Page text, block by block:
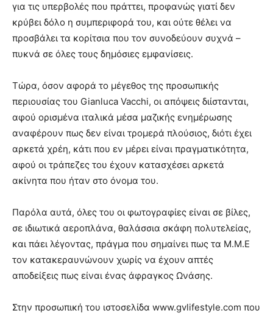
για τις υπερβολές που πράττει, προφανώς γιατί δεν
κρύβει δόλο η συμπεριφορά του, και ούτε θέλει να
προσβάλει τα κορίτσια που τον συνοδεύουν συχνά –
πυκνά σε όλες τους δημόσιες εμφανίσεις.
Τώρα, όσον αφορά το μέγεθος της προσωπικής
περιουσίας του Gianluca Vacchi, οι απόψεις διίστανται,
αφού ορισμένα ιταλικά μέσα μαζικής ενημέρωσης
αναφέρουν πως δεν είναι τρομερά πλούσιος, διότι έχει
αρκετά χρέη, κάτι που εν μέρει είναι πραγματικότητα,
αφού οι τράπεζες του έχουν κατασχέσει αρκετά
ακίνητα που ήταν στο όνομα του.
Παρόλα αυτά, όλες του οι φωτογραφίες είναι σε βίλες,
σε ιδιωτικά αεροπλάνα, θαλάσσια σκάφη πολυτελείας,
και πάει λέγοντας, πράγμα που σημαίνει πως τα Μ.Μ.Ε
τον κατακεραυνώνουν χωρίς να έχουν απτές
αποδείξεις πως είναι ένας άφραγκος Ωνάσης.
Στην προσωπική του ιστοσελίδα www.gvlifestyle.com που